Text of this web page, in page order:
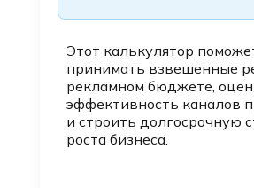
Этот калькулятор
принимать взвешенные
рекламном бюджете,
эффективность каналов
и строить долгосрочную
роста бизнеса.